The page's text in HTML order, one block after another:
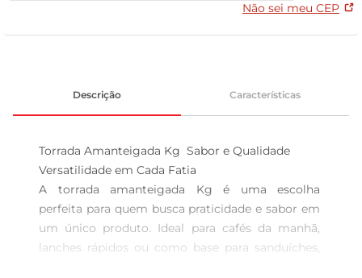
Não sei meu CEP
Descrição Características
Torrada Amanteigada Kg  Sabor e Qualidade
Versatilidade em Cada Fatia
A torrada amanteigada Kg é uma escolha
perfeita para quem busca praticidade e sabor em
um único produto. Ideal para cafés da manhã,
lanches rápidos ou como base para sanduíches,